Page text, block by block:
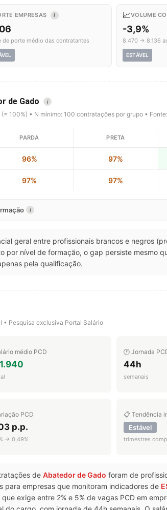
EMPRESAS I
de porte médio das contratantes
📈VOLUME
-3,9%
8.470 → 8.136
ESTÁVEL
de Gado i
100%) • N mínimo: 100 contratações por grupo •
PARDA PRETA
96% 97%
97% 97%
i
geral entre profissionais brancos e negros
por nível de formação, o gap persiste mesmo
pela qualificação.
• Pesquisa exclusiva Portal Salário
médio PCD 🕐 Jornada
44h
semanais
PCD
p.p.
→ 0,49%
📋 Tendência
Estável
trimestres
de Abatedor de Gado foram de
para empresas que monitoram indicadores de
que exige entre 2% e 5% de vagas PCD em